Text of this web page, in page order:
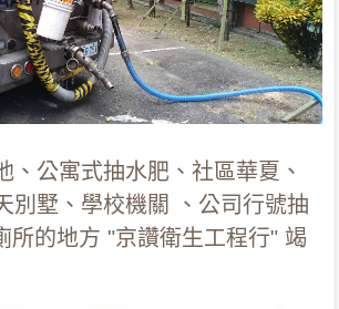
、公寓式抽水肥、社區華夏、
別墅、學校機關 、公司行號抽
所的地方 "京讚衛生工程行" 竭